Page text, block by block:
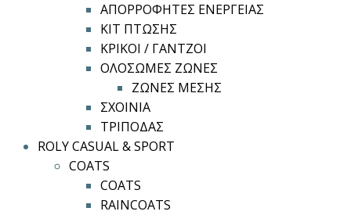
ΑΠΟΡΡΟΦΗΤΕΣ ΕΝΕΡΓΕΙΑΣ
ΚΙΤ ΠΤΩΣΗΣ
ΚΡΙΚΟΙ / ΓΑΝΤΖΟΙ
ΟΛΟΣΩΜΕΣ ΖΩΝΕΣ
ΖΩΝΕΣ ΜΕΣΗΣ
ΣΧΟΙΝΙΑ
ΤΡΙΠΟΔΑΣ
ROLY CASUAL & SPORT
COATS
COATS
RAINCOATS